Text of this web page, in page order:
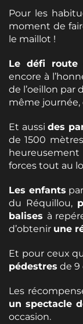
Pour les
moment de
le maillot !
Le défi route
encore à
de l’oeillon par
même journée,
Et aussides
de 1500
forces tout au
Les enfants
du Réquillou,
balises à
d’obtenir une
Et pour ceux
pédestres de 9
Les
un spectacle
occasion.